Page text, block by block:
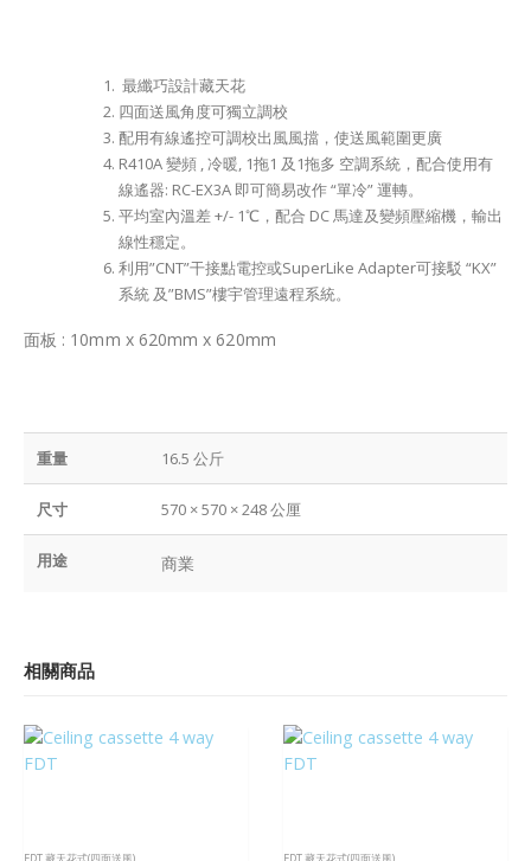
最纖巧設計藏天花
四面送風角度可獨立調校
配用有線遙控可調校出風風擋，使送風範圍更廣
R410A 變頻 , 冷暖, 1拖1 及1拖多 空調系統，配合使用有
線遙器: RC-EX3A 即可簡易改作 “單冷” 運轉。
平均室內溫差 +/- 1℃，配合 DC 馬達及變頻壓縮機，輸出
線性穩定。
利用”CNT”干接點電控或SuperLike Adapter可接駁 “KX”
系統 及”BMS”樓宇管理遠程系統。
面板 : 10mm x 620mm x 620mm
重量 16.5 公斤
尺寸 570 × 570 × 248 公厘
用途 商業
相關商品